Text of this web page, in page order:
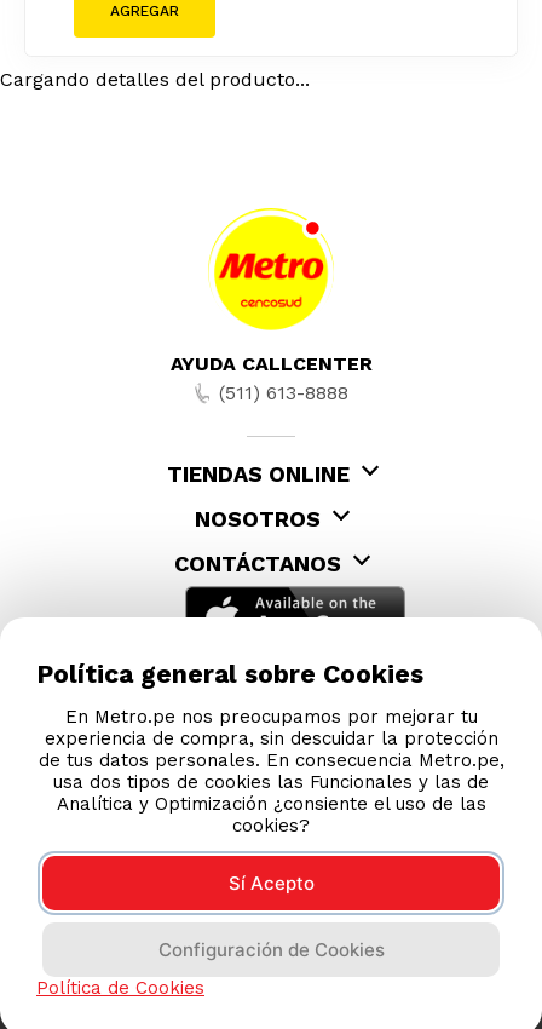
Política general sobre Cookies
En Metro.pe nos preocupamos por mejorar tu
experiencia de compra, sin descuidar la protección
de tus datos personales. En consecuencia Metro.pe,
usa dos tipos de cookies las Funcionales y las de
Analítica y Optimización ¿consiente el uso de las
cookies?
Sí Acepto
Configuración de Cookies
Política de Cookies